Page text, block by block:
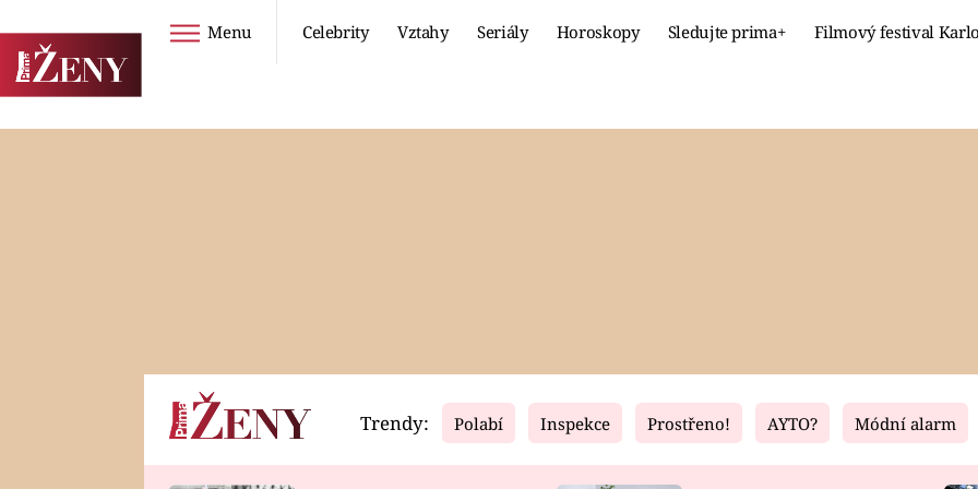
Menu Celebrity Vztahy Seriály Horoskopy Sledujte prima+ Filmový festival
Horoskopy Video Fresh Living
Trendy: Polabí Inspekce Prostřeno! AYTO? Módní alarm